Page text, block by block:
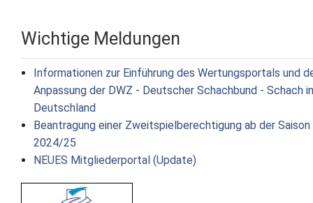
Wichtige Meldungen
Informationen zur Einführung des Wertungsportals und
Anpassung der DWZ - Deutscher Schachbund - Schach in
Deutschland
Beantragung einer Zweitspielberechtigung ab der Saison
2024/25
NEUES Mitgliederportal (Update)